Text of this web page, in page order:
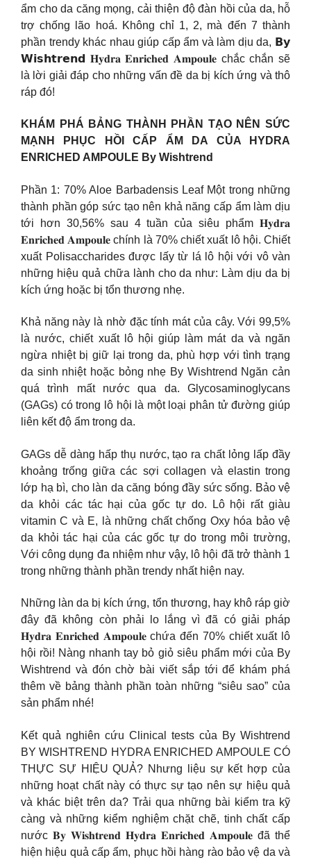
ẩm cho da căng mọng, cải thiện độ đàn hồi của da, hỗ
trợ chống lão hoá. Không chỉ 1, 2, mà đến 7 thành
phần trendy khác nhau giúp cấp ẩm và làm dịu da, 𝗕𝘆
𝗪𝗶𝘀𝗵𝘁𝗿𝗲𝗻𝗱 𝐇𝐲𝐝𝐫𝐚 𝐄𝐧𝐫𝐢𝐜𝐡𝐞𝐝 𝐀𝐦𝐩𝐨𝐮𝐥𝐞 chắc chắn sẽ
là lời giải đáp cho những vấn đề da bị kích ứng và thô
ráp đó!
KHÁM PHÁ BẢNG THÀNH PHẦN TẠO NÊN SỨC
MẠNH PHỤC HỒI CẤP ẨM DA CỦA HYDRA
ENRICHED AMPOULE By Wishtrend
Phần 1: 70% Aloe Barbadensis Leaf Một trong những
thành phần góp sức tạo nên khả năng cấp ẩm làm dịu
tới hơn 30,56% sau 4 tuần của siêu phẩm 𝐇𝐲𝐝𝐫𝐚
𝐄𝐧𝐫𝐢𝐜𝐡𝐞𝐝 𝐀𝐦𝐩𝐨𝐮𝐥𝐞 chính là 70% chiết xuất lô hội. Chiết
xuất Polisaccharides được lấy từ lá lô hội với vô vàn
những hiệu quả chữa lành cho da như: Làm dịu da bị
kích ứng hoặc bị tổn thương nhẹ.
Khả năng này là nhờ đặc tính mát của cây. Với 99,5%
là nước, chiết xuất lô hội giúp làm mát da và ngăn
ngừa nhiệt bị giữ lại trong da, phù hợp với tình trạng
da sinh nhiệt hoặc bỏng nhẹ By Wishtrend Ngăn cản
quá trình mất nước qua da. Glycosaminoglycans
(GAGs) có trong lô hội là một loại phân tử đường giúp
liên kết độ ẩm trong da.
GAGs dễ dàng hấp thụ nước, tạo ra chất lỏng lấp đầy
khoảng trống giữa các sợi collagen và elastin trong
lớp hạ bì, cho làn da căng bóng đầy sức sống. Bảo vệ
da khỏi các tác hại của gốc tự do. Lô hội rất giàu
vitamin C và E, là những chất chống Oxy hóa bảo vệ
da khỏi tác hại của các gốc tự do trong môi trường,
Với công dụng đa nhiệm như vậy, lô hội đã trở thành 1
trong những thành phần trendy nhất hiện nay.
Những làn da bị kích ứng, tổn thương, hay khô ráp giờ
đây đã không còn phải lo lắng vì đã có giải pháp
𝐇𝐲𝐝𝐫𝐚 𝐄𝐧𝐫𝐢𝐜𝐡𝐞𝐝 𝐀𝐦𝐩𝐨𝐮𝐥𝐞 chứa đến 70% chiết xuất lô
hội rồi! Nàng nhanh tay bỏ giỏ siêu phẩm mới của By
Wishtrend và đón chờ bài viết sắp tới để khám phá
thêm về bảng thành phần toàn những “siêu sao” của
sản phẩm nhé!
Kết quả nghiên cứu Clinical tests của By Wishtrend
BY WISHTREND HYDRA ENRICHED AMPOULE CÓ
THỰC SỰ HIỆU QUẢ? Nhưng liệu sự kết hợp của
những hoạt chất này có thực sự tạo nên sự hiệu quả
và khác biệt trên da? Trải qua những bài kiểm tra kỹ
càng và những kiểm nghiệm chặt chẽ, tinh chất cấp
nước 𝐁𝐲 𝐖𝐢𝐬𝐡𝐭𝐫𝐞𝐧𝐝 𝐇𝐲𝐝𝐫𝐚 𝐄𝐧𝐫𝐢𝐜𝐡𝐞𝐝 𝐀𝐦𝐩𝐨𝐮𝐥𝐞 đã thể
hiện hiệu quả cấp ẩm, phục hồi hàng rào bảo vệ da và